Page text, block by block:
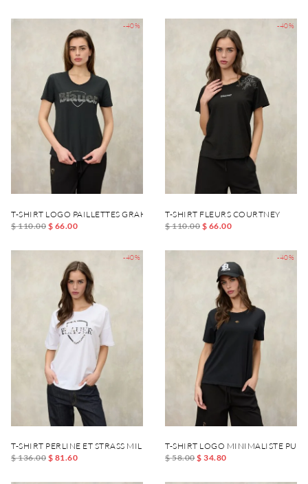
-40%
T-SHIRT LOGO PAILLETTES GRAHAM
$ 110.00 $ 66.00
-40%
T-SHIRT FLEURS COURTNEY
$ 110.00 $ 66.00
-40%
T-SHIRT PERLINE ET STRASS MILLET
$ 136.00 $ 81.60
-40%
T-SHIRT LOGO MINIMALISTE
$ 58.00$ 34.80